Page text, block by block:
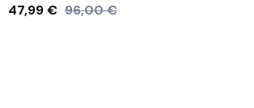
47,99€ 96,00€